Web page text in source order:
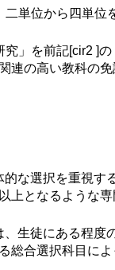
単位から四単位
」を前記[cir2 ]の
連の高い教科の
な選択を重視
上となるような
生徒にある程
総合選択科目に